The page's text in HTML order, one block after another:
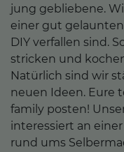
jung gebliebene.
einer gut
DIY verfallen sind.
stricken und
Natürlich sind wir
neuen Ideen. Eure
family posten!
interessiert an
rund ums